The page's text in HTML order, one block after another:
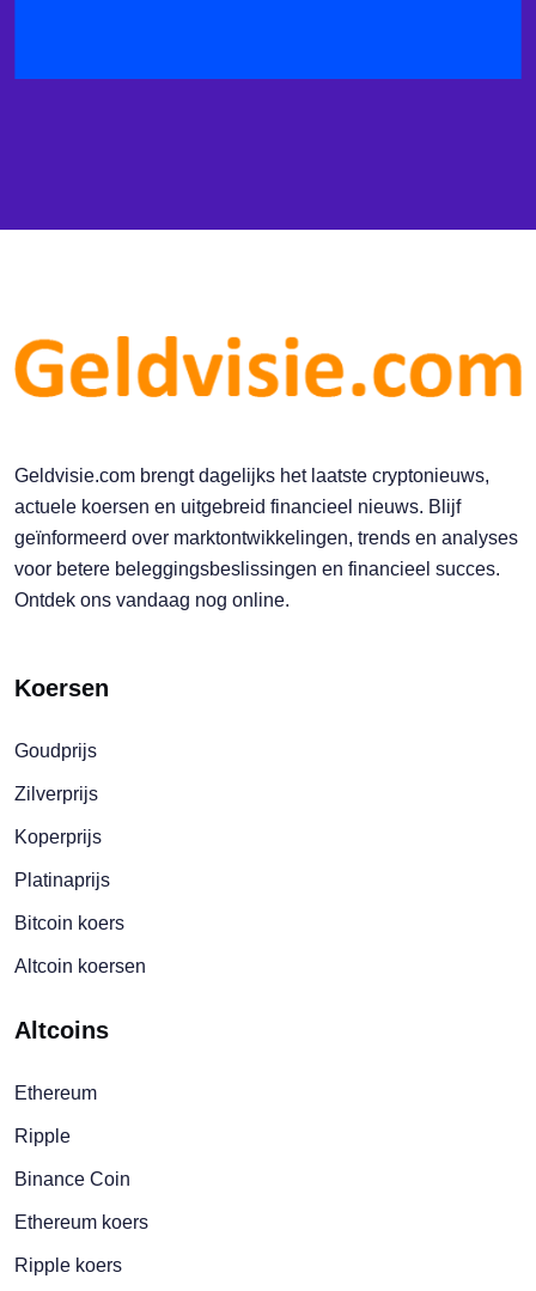
Geldvisie.com brengt dagelijks het laatste cryptonieuws,
actuele koersen en uitgebreid financieel nieuws. Blijf
geïnformeerd over marktontwikkelingen, trends en analyses
voor betere beleggingsbeslissingen en financieel succes.
Ontdek ons vandaag nog online.
Koersen
Goudprijs
Zilverprijs
Koperprijs
Platinaprijs
Bitcoin koers
Altcoin koersen
Altcoins
Ethereum
Ripple
Binance Coin
Ethereum koers
Ripple koers